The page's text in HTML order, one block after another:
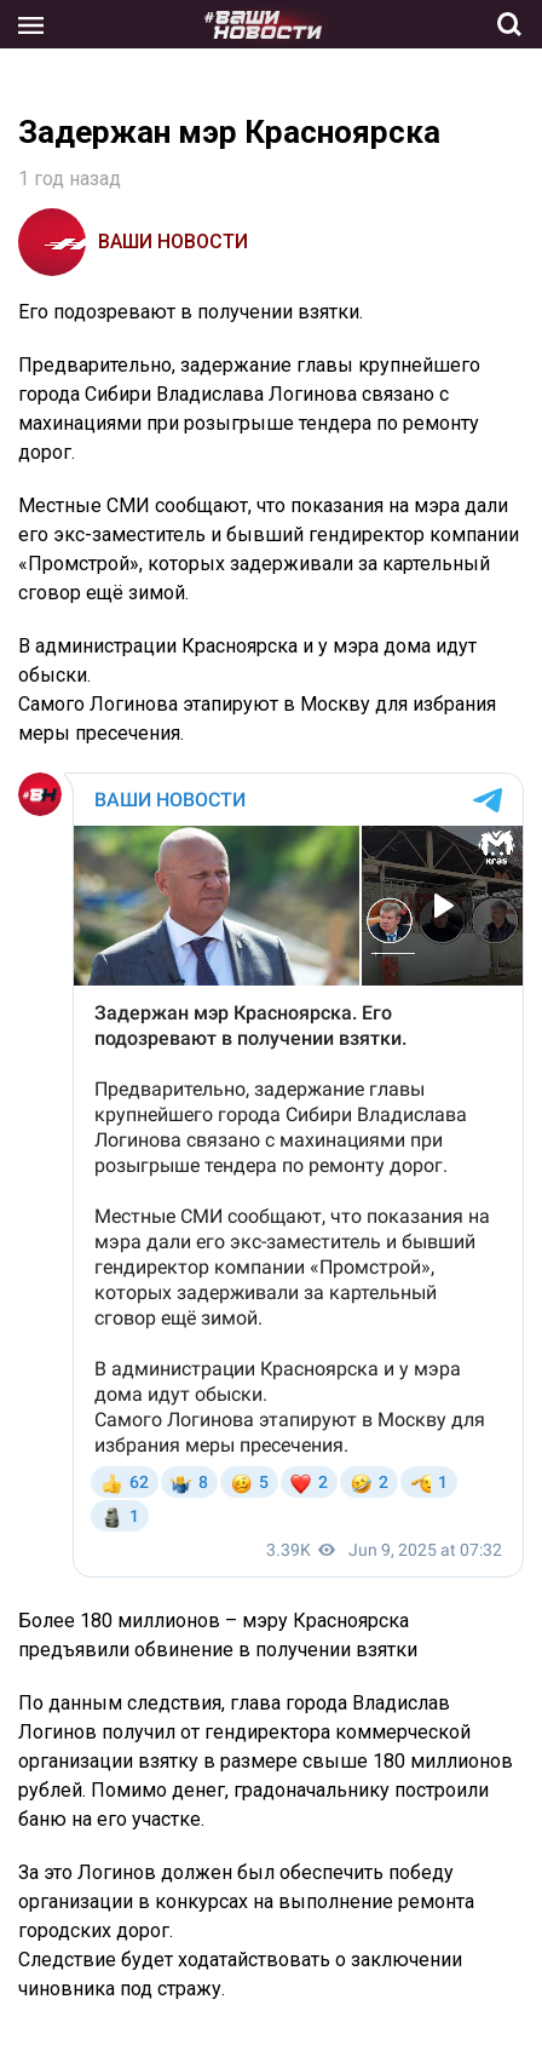
the
Задержан мэр Красноярска
1 год назад
ВАШИ НОВОСТИ
Его подозревают в получении взятки.
Предварительно, задержание главы крупнейшего
города Сибири Владислава Логинова связано с
махинациями при розыгрыше тендера по ремонту
дорог.
Местные СМИ сообщают, что показания на мэра дали
его экс-заместитель и бывший гендиректор компании
«Промстрой», которых задерживали за картельный
сговор ещё зимой.
В администрации Красноярска и у мэра дома идут
обыски.
Самого Логинова этапируют в Москву для избрания
меры пресечения.
Более 180 миллионов – мэру Красноярска
предъявили обвинение в получении взятки
По данным следствия, глава города Владислав
Логинов получил от гендиректора коммерческой
организации взятку в размере свыше 180 миллионов
рублей. Помимо денег, градоначальнику построили
баню на его участке.
За это Логинов должен был обеспечить победу
организации в конкурсах на выполнение ремонта
городских дорог.
Следствие будет ходатайствовать о заключении
чиновника под стражу.